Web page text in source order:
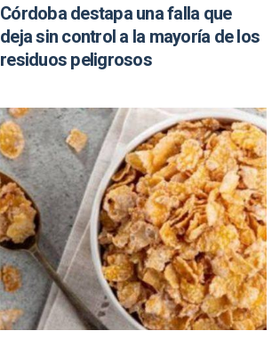
Córdoba destapa una falla que
deja sin control a la mayoría de los
residuos peligrosos